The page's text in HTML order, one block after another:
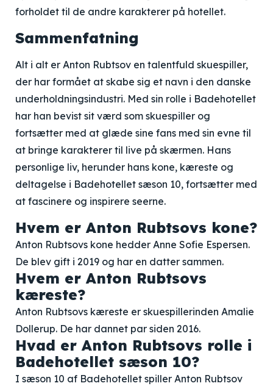
forholdet til de andre karakterer på hotellet.
Sammenfatning
Alt i alt er Anton Rubtsov en talentfuld skuespiller,
der har formået at skabe sig et navn i den danske
underholdningsindustri. Med sin rolle i Badehotellet
har han bevist sit værd som skuespiller og
fortsætter med at glæde sine fans med sin evne til
at bringe karakterer til live på skærmen. Hans
personlige liv, herunder hans kone, kæreste og
deltagelse i Badehotellet sæson 10, fortsætter med
at fascinere og inspirere seerne.
Hvem er Anton Rubtsovs kone?
Anton Rubtsovs kone hedder Anne Sofie Espersen.
De blev gift i 2019 og har en datter sammen.
Hvem er Anton Rubtsovs
kæreste?
Anton Rubtsovs kæreste er skuespillerinden Amalie
Dollerup. De har dannet par siden 2016.
Hvad er Anton Rubtsovs rolle i
Badehotellet sæson 10?
I sæson 10 af Badehotellet spiller Anton Rubtsov